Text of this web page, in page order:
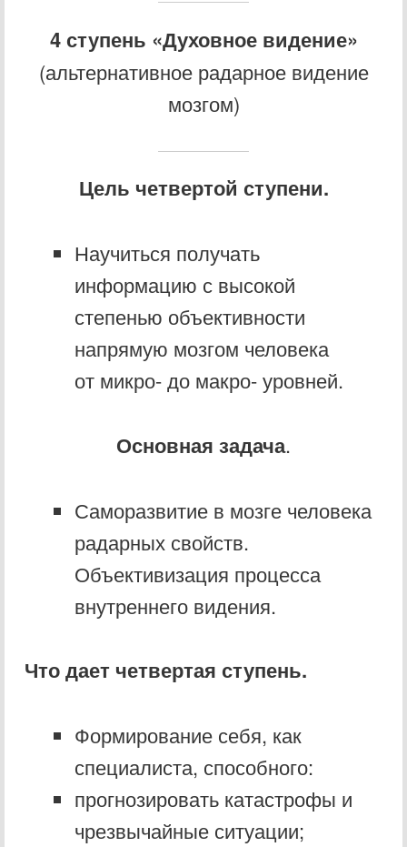
4 ступень «Духовное видение»
(альтернативное радарное видение
мозгом)
Цель четвертой ступени.
Научиться получать
информацию с высокой
степенью объективности
напрямую мозгом человека
от микро- до макро- уровней.
Основная задача.
Саморазвитие в мозге человека
радарных свойств.
Объективизация процесса
внутреннего видения.
Что дает четвертая ступень.
Формирование себя, как
специалиста, способного:
прогнозировать катастрофы и
чрезвычайные ситуации;